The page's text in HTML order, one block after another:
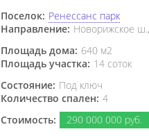
Поселок: Ренессанс парк
Направление: Новорижское
Площадь дома: 640 м2
Площадь участка: 14 соток
Состояние: Под ключ
Количество спален: 4
Стоимость:
290 000 000 руб.